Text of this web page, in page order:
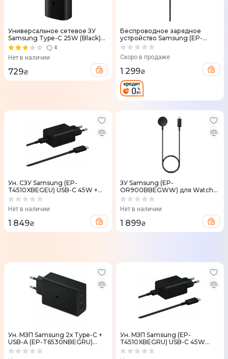
Универсальное сетевое ЗУ
Samsung Type-C 25W (Black)
EP-TA800NBEGRU
4
Нет в наличии
729₴
Беспроводное зарядное
устройство Samsung (EP-
P2900BBEGWW) 25W темно-
Скоро в продаже
1 299₴
Ун. CЗУ Samsung (EP-
T4510XBEGEU) USB-C 45W +
кабель USB-C - USB-C Black
Нет в наличии
1 849₴
ЗУ Samsung (EP-
OR900BBEGWW) для Watch
Type-C черный
Нет в наличии
1 899₴
Ун. МЗП Samsung 2х Type-C +
USB-A (EP-T6530NBEGRU)
65W черный
Ун. МЗП Samsung (EP-
T4510XBEGRU) USB-C 45W
черный